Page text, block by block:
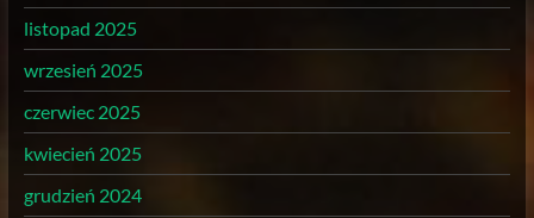
listopad 2025
wrzesień 2025
czerwiec 2025
kwiecień 2025
grudzień 2024